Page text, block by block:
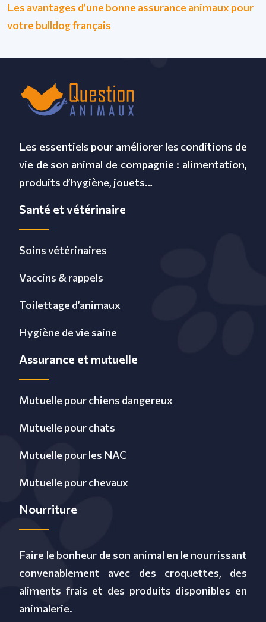
Les avantages d’une bonne assurance animaux pour
votre bulldog français
Les essentiels pour améliorer les conditions de
vie de son animal de compagnie : alimentation,
produits d’hygiène, jouets…
Santé et vétérinaire
Soins vétérinaires
Vaccins & rappels
Toilettage d’animaux
Hygiène de vie saine
Assurance et mutuelle
Mutuelle pour chiens dangereux
Mutuelle pour chats
Mutuelle pour les NAC
Mutuelle pour chevaux
Nourriture
Faire le bonheur de son animal en le nourrissant
convenablement avec des croquettes, des
aliments frais et des produits disponibles en
animalerie.